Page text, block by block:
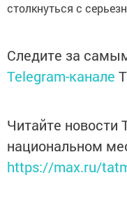
столкнуться с
Следите за
Telegram-канале
Читайте новости
национальном
https://max.ru/